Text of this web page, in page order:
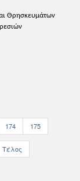
Θρησκευμάτων
174 175
Τέλος